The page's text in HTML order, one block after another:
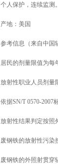
个人保护，连续监测。
产地：美国
参考信息（来自中国
居民的剂量限值为每
放射性职业人员剂量
依据SN/T 0570-2007
放射性结果判定按照
废钢铁的放射性污染
废钢铁的外照射贯穿